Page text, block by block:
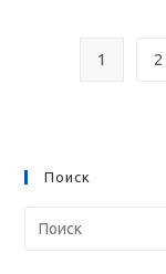
1 2
Поиск